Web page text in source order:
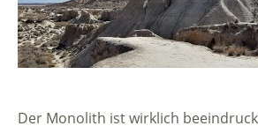
Der Monolith ist wirklich